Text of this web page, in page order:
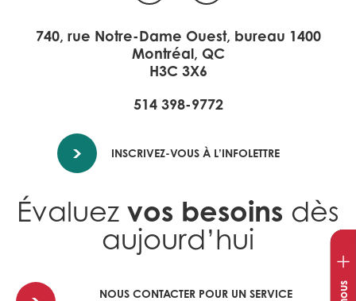
Évaluez vos besoins dès
aujourd’hui
NOUS CONTACTER POUR UN SERVICE
740, rue Notre-Dame Ouest, bureau 1400
Montréal, QC
H3C 3X6
514 398-9772
INSCRIVEZ-VOUS À L’INFOLETTRE